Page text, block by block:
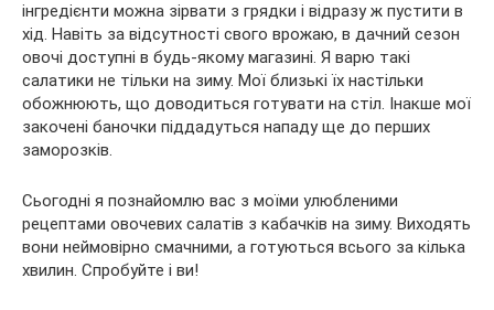
інгредієнти можна зірвати з грядки і відразу ж пустити в
хід. Навіть за відсутності свого врожаю, в дачний сезон
овочі доступні в будь-якому магазині. Я варю такі
салатики не тільки на зиму. Мої близькі їх настільки
обожнюють, що доводиться готувати на стіл. Інакше мої
закочені баночки піддадуться нападу ще до перших
заморозків.
Сьогодні я познайомлю вас з моїми улюбленими
рецептами овочевих салатів з кабачків на зиму. Виходять
вони неймовірно смачними, а готуються всього за кілька
хвилин. Спробуйте і ви!